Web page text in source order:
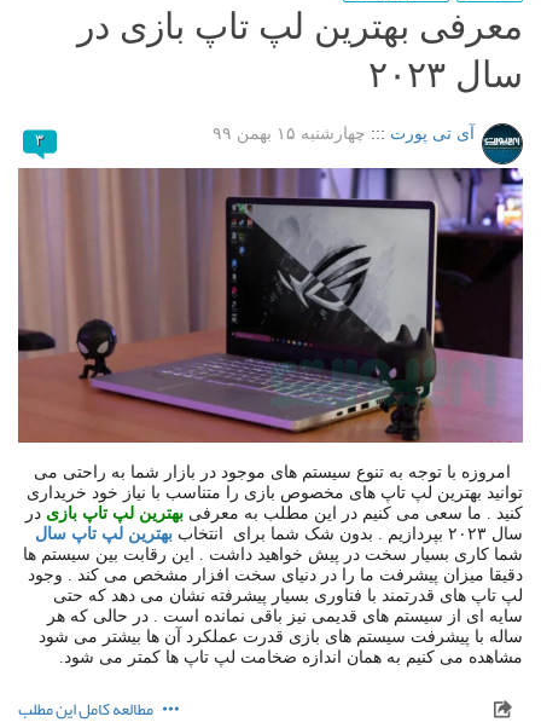
معرفی بهترین لپ تاپ بازی در
سال ۲۰۲۳
آی تی پورت ::: چهارشنبه ۱۵ بهمن ۹۹ ۳
امروزه با توجه به تنوع سیستم های موجود در بازار شما به راحتی می
توانید بهترین لپ تاپ های مخصوص بازی را متناسب با نیاز خود خریداری
کنید . ما سعی می کنیم در این مطلب به معرفی بهترین لپ تاپ بازی در
سال ۲۰۲۳ بپردازیم . بدون شک شما برای
انتخاب بهترین لپ تاپ سال
شما کاری بسیار سخت در پیش خواهید داشت . این رقابت بین سیستم ها
دقیقا میزان پیشرفت ما را در دنیای سخت افزار مشخص می کند . وجود
لپ تاپ های قدرتمند با فناوری بسیار پیشرفته نشان می دهد که حتی
سایه ای از سیستم های قدیمی نیز باقی نمانده است . در حالی که هر
ساله با پیشرفت سیستم های بازی قدرت عملکرد آن ها بیشتر می شود
مشاهده می کنیم به همان اندازه ضخامت لپ تاپ ها کمتر می شود.
مطالعه کامل این مطلب